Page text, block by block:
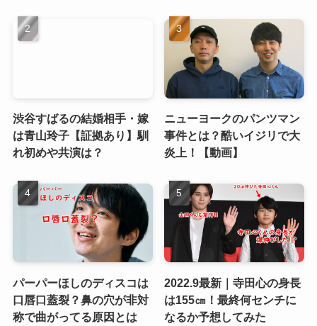
渋谷すばるの結婚相手・嫁
は青山玲子【証拠あり】馴
れ初めや共演は？
ニューヨークのパンツマン
事件とは？酷いイジリで大
炎上！【動画】
パーパーほしのディスコは
口唇口蓋裂？鼻の穴が非対
称で曲がってる原因とは
2022.9最新｜寺田心の身長
は155㎝！最終何センチに
なるか予想してみた